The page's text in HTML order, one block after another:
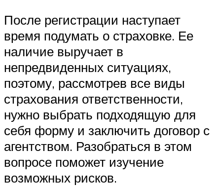
После регистрации наступает
время подумать о страховке. Ее
наличие выручает в
непредвиденных ситуациях,
поэтому, рассмотрев все виды
страхования ответственности,
нужно выбрать подходящую для
себя форму и заключить договор с
агентством. Разобраться в этом
вопросе поможет изучение
возможных рисков.